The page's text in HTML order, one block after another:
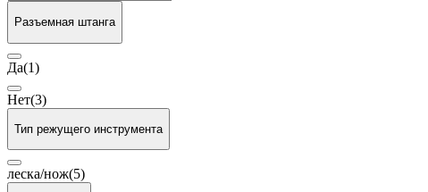
Разъемная штанга
Да(1)
Нет(3)
Тип режущего инструмента
леска/нож(5)